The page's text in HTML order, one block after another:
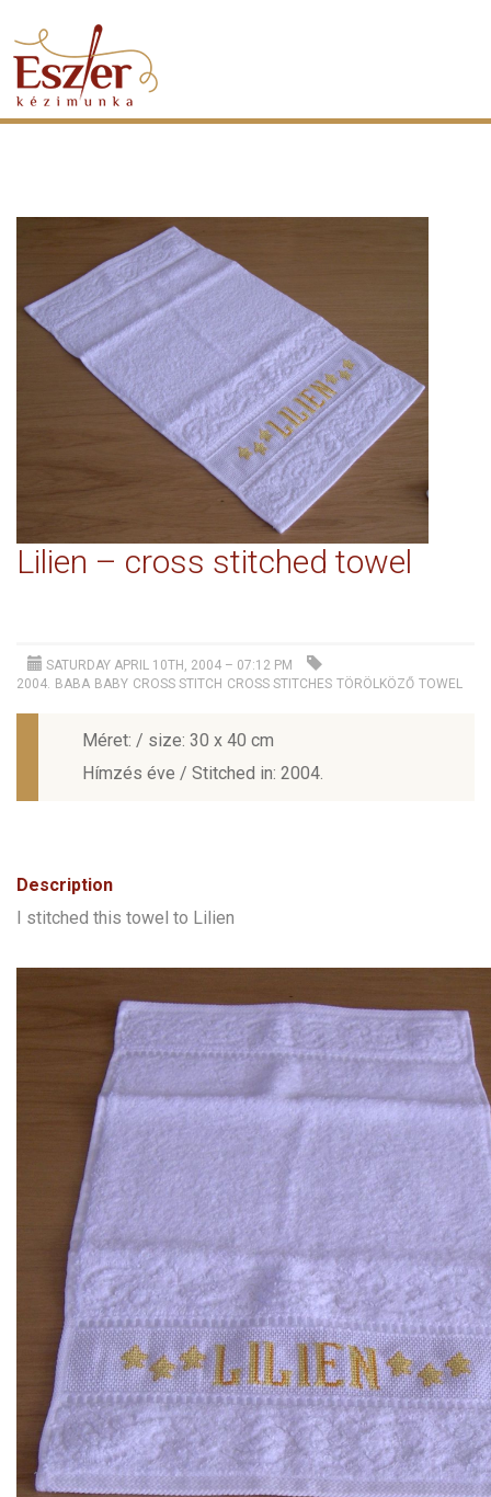
Lilien – cross stitched towel
SATURDAY APRIL 10TH, 2004 – 07:12 PM
2004. BABA BABY CROSS STITCH CROSS STITCHES TÖRÖLKÖZŐ TOWEL
Méret: / size: 30 x 40 cm
Hímzés éve / Stitched in: 2004.
Description
I stitched this towel to Lilien